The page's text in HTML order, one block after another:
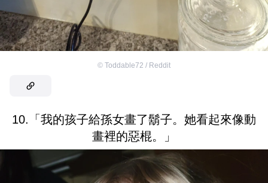
© Toddable72 / Reddit
10.「我的孩子給孫女畫了鬍子。她看起來像動
畫裡的惡棍。」